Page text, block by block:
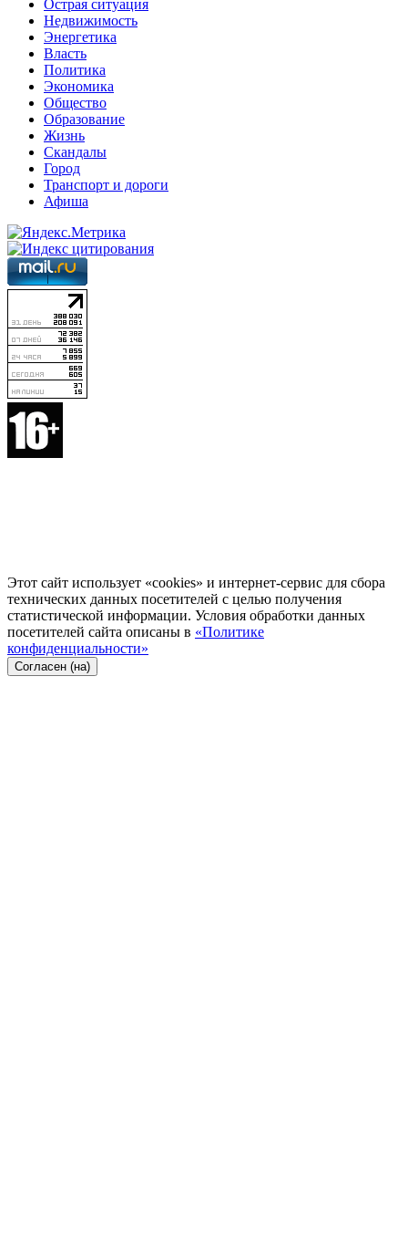
Острая ситуация
Недвижимость
Энергетика
Власть
Политика
Экономика
Общество
Образование
Жизнь
Скандалы
Город
Транспорт и дороги
Афиша
Этот сайт использует «cookies» и интернет-сервис для сбора
технических данных посетителей с целью получения
статистической информации. Условия обработки данных
посетителей сайта описаны в «Политике
конфиденциальности»
Согласен (на)